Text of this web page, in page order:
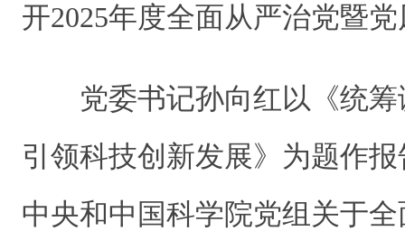
开2025年度全面从严治党暨
党委书记孙向红以《统
引领科技创新发展》为题作
中央和中国科学院党组关于